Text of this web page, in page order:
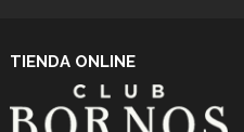
TIENDA ONLINE